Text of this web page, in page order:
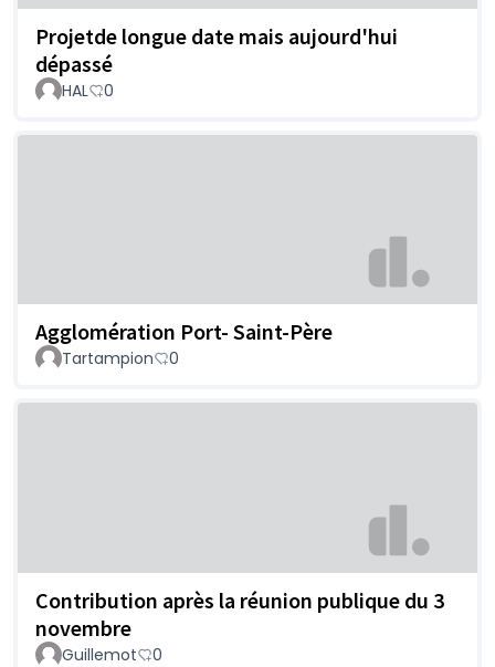
Projetde longue date mais aujourd'hui
dépassé
HAL 0
Agglomération Port- Saint-Père
Tartampion 0
Contribution après la réunion publique du 3
novembre
Guillemot 0